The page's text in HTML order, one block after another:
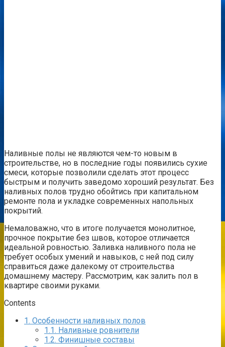
Наливные полы не являются чем-то новым в
строительстве, но в последние годы появились сухие
смеси, которые позволили сделать этот процесс
быстрым и получить заведомо хороший результат. Без
наливных полов трудно обойтись при капитальном
ремонте пола и укладке современных напольных
покрытий.
Немаловажно, что в итоге получается монолитное,
прочное покрытие без швов, которое отличается
идеальной ровностью. Заливка наливного пола не
требует особых умений и навыков, с ней под силу
справиться даже далекому от строительства
домашнему мастеру. Рассмотрим, как залить пол в
квартире своими руками.
Contents
1. Особенности наливных полов
1.1. Наливные ровнители
1.2. Финишные составы